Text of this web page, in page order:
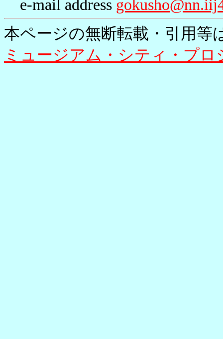
e-mail address
本ページの無断転載・引用等
ミュージアム・シティ・プロ